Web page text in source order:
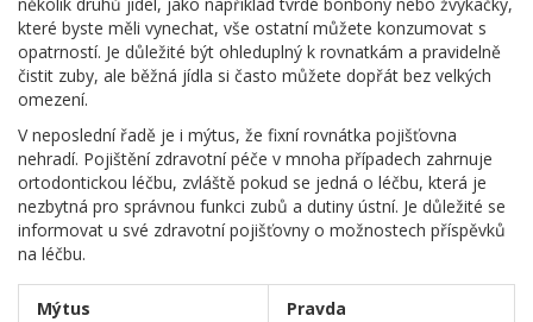
několik druhů jídel, jako například tvrdé bonbony nebo žvýkačky,
které byste měli vynechat, vše ostatní můžete konzumovat s
opatrností. Je důležité být ohleduplný k rovnatkám a pravidelně
čistit zuby, ale běžná jídla si často můžete dopřát bez velkých
omezení.
V neposlední řadě je i mýtus, že fixní rovnátka pojišťovna
nehradí. Pojištění zdravotní péče v mnoha případech zahrnuje
ortodontickou léčbu, zvláště pokud se jedná o léčbu, která je
nezbytná pro správnou funkci zubů a dutiny ústní. Je důležité se
informovat u své zdravotní pojišťovny o možnostech příspěvků
na léčbu.
Mýtus Pravda